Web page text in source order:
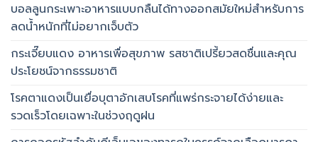
บอลลูนกระเพาะอาหารแบบกลืนได้ทางออกสมัยใหม่สำหรับการ
ลดน้ำหนักที่ไม่อยากเจ็บตัว
กระเจี๊ยบแดง อาหารเพื่อสุขภาพ รสชาติเปรี้ยวสดชื่นและคุณ
ประโยชน์จากธรรมชาติ
โรคตาแดงเป็นเยื่อบุตาอักเสบโรคที่แพร่กระจายได้ง่ายและ
รวดเร็วโดยเฉพาะในช่วงฤดูฝน